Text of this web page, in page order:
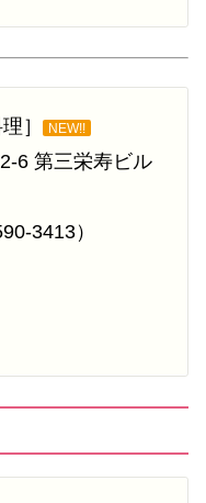
］ NEW!!
6 第三栄寿ビル
3413）